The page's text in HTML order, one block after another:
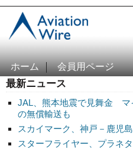
ホーム 会員用ページ
最新ニュース
JAL、熊本地震で見舞金 マ
の無償輸送も
スカイマーク、神戸－鹿児
スターフライヤー、プラネ